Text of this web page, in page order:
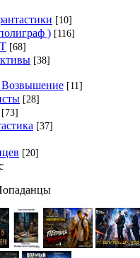
[10]
) [116]
[68]
[38]
Возвышение [11]
[28]
[73]
[37]
[20]